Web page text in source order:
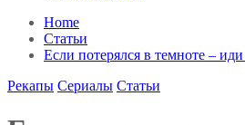
Home
Статьи
Если потерялся в темноте –
Рекапы Сериалы Статьи